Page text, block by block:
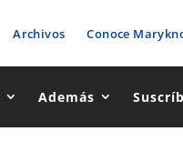
Archivos Conoce
Además